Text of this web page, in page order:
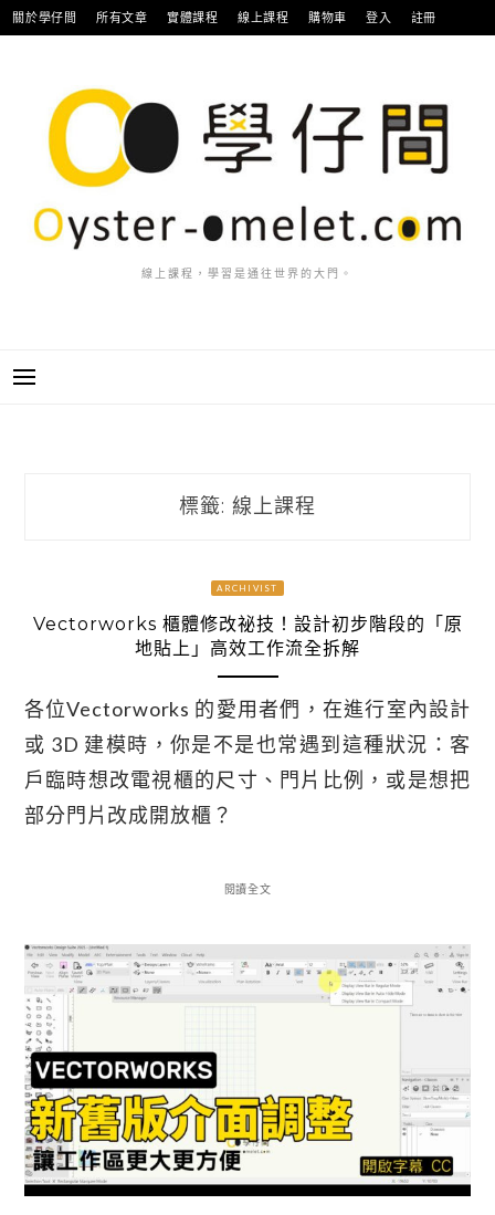
跳
至
關於學仔間 所有文章 實體課程 線上課程 購物車 登入 註冊
線上課程，學習是通往世界的大門。
標籤: 線上課程
ARCHIVIST
Vectorworks 櫃體修改祕技！設計初步階段的「原
地貼上」高效工作流全拆解
各位Vectorworks 的愛用者們，在進行室內設計
或 3D 建模時，你是不是也常遇到這種狀況：客
戶臨時想改電視櫃的尺寸、門片比例，或是想把
部分門片改成開放櫃？
閱讀全文